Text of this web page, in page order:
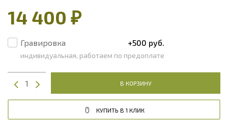
14 400 ₽
Гравировка +500 руб.
индивидуальная, работаем по предоплате
В КОРЗИНУ
КУПИТЬ В 1 КЛИК